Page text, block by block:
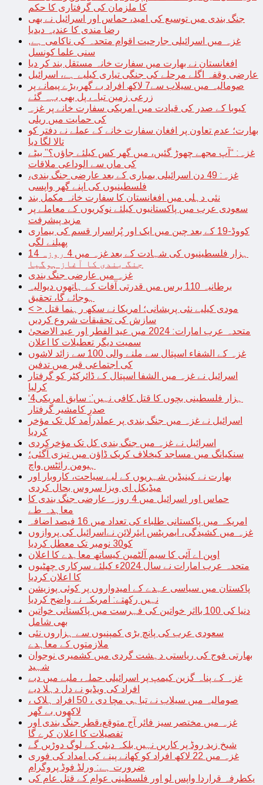
کا ملزمان کی گرفتاری کا حکم
جنگ بندی میں توسیع کی امید، حماس اور اسرائیل نے بھی
رضا مندی کا عندیہ دیدیا
غزہ میں اسرائیلی جارحیت اقوام متحدہ کی ناکامی ہے,
سنی علما کونسل
افغانستان نے بھارت میں سفارت خانہ مستقل بند کر دیا
عارضی وقفہ اگلے مرحلے کی جنگی تیاری کیلیے ہے، اسرائیل
صومالیہ میں سیلاب سے7 لاکھ افراد بے گھر،بڑے پیمانے پر
زرعی زمین تباہ، پل بھی بہہ گئے
کیوبا کے صدر کی قیادت میں امریکی سفارت خانے پر غزہ
کی حمایت میں ریلی
بھارت؛ عدم تعاون پر افغان سفارت خانے کے عملے نے دفتر کو
تالا لگا دیا
غزہ: “آپ مجھے چھوڑ گئیں، میں گھر کس کیلئے جاؤں؟” بیٹے
کی ماں سے الوداعی ملاقات
غزہ: 49 دن اسرائیلی بمباری کے بعد عارضی جنگ بندی،
فلسطینیوں کی اپنے گھر واپسی
نئی دہلی میں افغانستان کا سفارت خانہ مکمل بند
سعودی عرب میں پاکستانیوں کیلئے نوکریوں کے معاملے پر
مزید پیشرفت
کووڈ-19 کے بعد چین میں ایک اور پُراسرار قسم کی بیماری
پھیلنے لگی
14 ہزار فلسطینیوں کی شہادت کے بعد غزہ میں 4 روزہ
جنگ بندی کا آغاز ہوگیا
غزہ میں عارضی جنگ بندی
برطانیہ 110 برس میں قدرتی آفات کے ہاتھوں دیوالیہ
ہوجائے گا، تحقیق
< > مودی کیلیے نئی پریشانی؛ امریکا نے سکھ رہنما قتل
سازش کی تحقیقات شروع کردیں
متحدہ عرب امارات: 2024 میں عید الفطر اور عید الاضحیٰ
سمیت دیگر تعطیلات کا اعلان
غزہ کے الشفاء اسپتال سے ملنے والی 100 سے زائد لاشوں
کی اجتماعی قبر میں تدفین
اسرائیل نے غزہ میں الشفا اسپتال کے ڈائرکٹر کو گرفتار
کرلیا
‘4ہزار فلسطینی بچوں کا قتل کافی نہیں’: سابق امریکی
صدر کامشیر گرفتار
اسرائیل نے غزہ میں جنگ بندی پر عملدرآمد کل تک مؤخر
کردیا
اسرائیل نے غزہ میں جنگ بندی کل تک مؤخرکردی
سنکیانگ میں مساجد کیخلاف کریک ڈاؤن میں تیزی آگئی؛
ہیومن رائٹس واچ
بھارت نے کینیڈین شہریوں کے لیے سیاحت، کاروبار اور
میڈیکل ای ویزا سروس بحال کردی
حماس اور اسرائیل میں 4 روزہ عارضی جنگ بندی کا
معاہدہ طے
امریکہ میں پاکستانی طلباء کی تعداد میں 16 فیصد اضافہ
غزہ میں کشیدگی، ایمریٹس ایئرلائن نےاسرائیل کی پروازوں
کو30 نومبر تک معطل کردیا
اوپن اے آئی کا سیم آلٹمین کیساتھ معاہدے کا اعلان
متحدہ عرب امارات نے سال 2024ء کیلئے سرکاری چھٹیوں
کا اعلان کردیا
پاکستان میں سیاسی عہدے کے امیدواروں پر کوئی پوزیشن
نہیں رکھتے: امریکہ نے واضح کردیا
دنیا کی 100 بااثر خواتین کی فہرست میں پاکستانی خواتین
بھی شامل
سعودی عرب کی پانچ بڑی کمپنیوں سے ہزاروں نئی
ملازمتوں کے معاہدے
بھارتی فوج کی ریاستی دہشت گردی میں کشمیری نوجوان
شہید
غزہ کے پناہ گزین کیمپ پر اسرائیلی حملہ، ملبے میں دبے
افراد کی ویڈیو نے دل دہلا دیے
صومالیہ میں سیلاب نے تباہی مچا دی ، 50 افراد ہلاک ،
لاکھوں بے گھر
غزہ میں مختصر سیز فائر آج متوقع،قطر جنگ بندی اور
تفصیلات کا اعلان کرے گا
شیخ زید روڈ پر کاریں نہیں بلکہ دبئی کے لوگ دوڑیں گے
غزہ میں 22 لاکھ افراد کو کھانے پینے کی امداد کی فوری
ضرورت ہے: ورلڈ فوڈ پروگرام
یکطرفہ قراردا واپس لو اور فلسطینی عوام کے قتل عام کی